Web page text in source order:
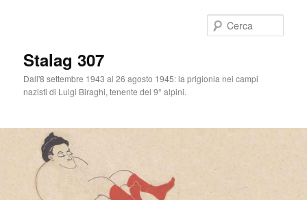
Stalag 307
Dall'8 settembre 1943 al 26 agosto 1945: la prigionia nei campi
nazisti di Luigi Biraghi, tenente del 9° alpini.